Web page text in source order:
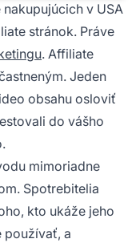
v USA
stránok. Práve
. Affiliate
Jeden
obsahu osloviť
do vášho
mimoriadne
Spotrebitelia
kto ukáže jeho
používať, a